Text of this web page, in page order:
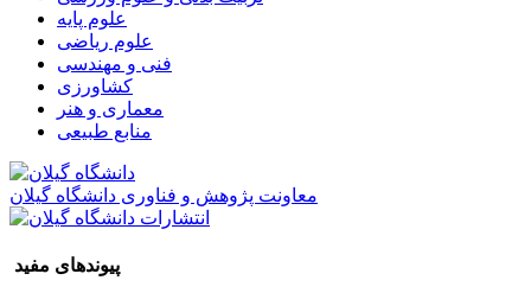
علوم پایه
علوم ریاضی
فنی و مهندسی
کشاورزی
معماری و هنر
منابع طبیعی
معاونت پژوهش و فناوری دانشگاه گیلان
پیوندهای مفید